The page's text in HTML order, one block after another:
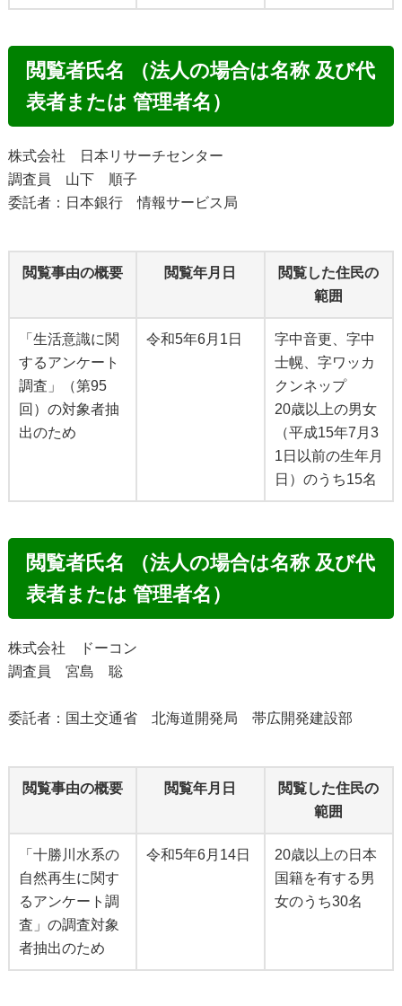
閲覧者氏名 （法人の場合は名称 及び代
表者または 管理者名）
株式会社 日本リサーチセンター
調査員 山下 順子
委託者：日本銀行 情報サービス局
閲覧事由の概要 閲覧年月日
閲覧した住民の
範囲
「生活意識に関
するアンケート
調査」（第95
回）の対象者抽
出のため
令和5年6月1日
字中音更、字中
士幌、字ワッカ
クンネップ
20歳以上の男女
（平成15年7月3
1日以前の生年月
日）のうち15名
閲覧者氏名 （法人の場合は名称 及び代
表者または 管理者名）
株式会社 ドーコン
調査員 宮島 聡
委託者：国土交通省 北海道開発局 帯広開発建設部
閲覧事由の概要 閲覧年月日
閲覧した住民の
範囲
「十勝川水系の
自然再生に関す
るアンケート調
査」の調査対象
者抽出のため
令和5年6月14日
20歳以上の日本
国籍を有する男
女のうち30名